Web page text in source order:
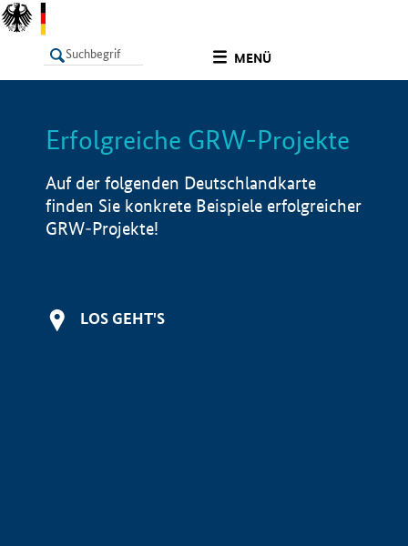
MENÜ
LISTE Info
Erfolgreiche GRW-Projekte
Auf der folgenden Deutschlandkarte
finden Sie konkrete Beispiele erfolgreicher
GRW-Projekte!
LOS GEHT'S